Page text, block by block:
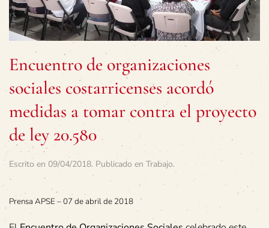
Encuentro de organizaciones
sociales costarricenses acordó
medidas a tomar contra el proyecto
de ley 20.580
Escrito en 09/04/2018. Publicado en Trabajo.
Prensa APSE – 07 de abril de 2018